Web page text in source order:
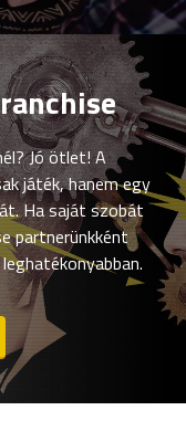
Jó ötlet! A
játék, hanem egy
Ha saját szobát
partnerünkként